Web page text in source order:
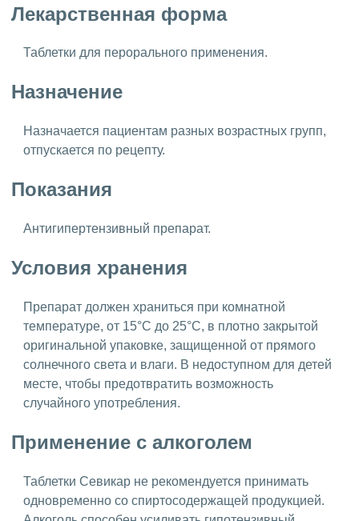
Лекарственная форма
Таблетки для перорального применения.
Назначение
Назначается пациентам разных возрастных групп,
отпускается по рецепту.
Показания
Антигипертензивный препарат.
Условия хранения
Препарат должен храниться при комнатной
температуре, от 15°C до 25°C, в плотно закрытой
оригинальной упаковке, защищенной от прямого
солнечного света и влаги. В недоступном для детей
месте, чтобы предотвратить возможность
случайного употребления.
Применение с алкоголем
Таблетки Севикар не рекомендуется принимать
одновременно со спиртосодержащей продукцией.